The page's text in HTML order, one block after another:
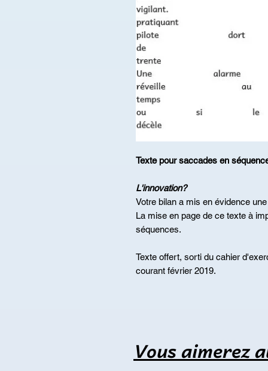
Texte pour saccades en
L'innovation?
Votre bilan a mis en évidence
La mise en page de ce texte à
séquences.
Texte offert, sorti du cahier
courant février 2019.
Vous aimerez